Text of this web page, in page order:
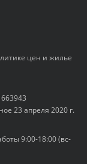
цен и жилье
23 апреля 2020 г.
9:00-18:00 (вс-